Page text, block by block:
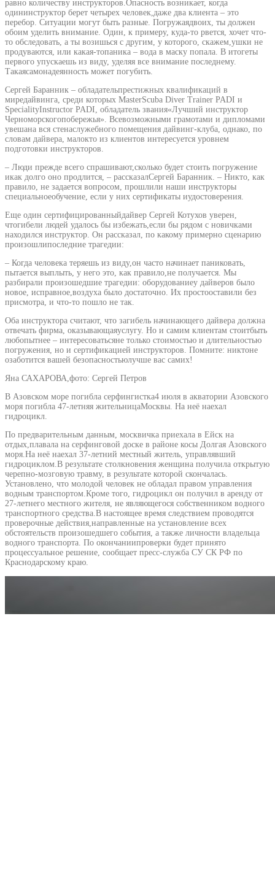
равно количеству инструкторов.Опасность возникает, когда
одининструктор берет четырех человек,даже два клиента – это
перебор. Ситуации могут быть разные. Погружаядвоих, ты должен
обоим уделить внимание. Один, к примеру, куда-то рвется, хочет что-
то обследовать, а ты возишься с другим, у которого, скажем,ушки не
продуваются, или какая-топаника – вода в маску попала. В итогеты
первого упускаешь из виду, уделяя все внимание последнему.
Такаясамонадеянность может погубить.
Сергей Баранник – обладательпрестижных квалификаций в
миредайвинга, среди которых MasterScuba Diver Trainer PADI и
SpecialityInstructor PADI, обладатель звания«Лучший инструктор
Черноморскогопобережья». Всевозможными грамотами и дипломами
увешана вся стенаслужебного помещения дайвинг-клуба, однако, по
словам дайвера, малокто из клиентов интересуется уровнем
подготовки инструкторов.
– Люди прежде всего спрашивают,сколько будет стоить погружение
икак долго оно продлится, – рассказалСергей Баранник. – Никто, как
правило, не задается вопросом, прошлили наши инструкторы
специальноеобучение, если у них сертификаты иудостоверения.
Еще один сертифицированныйдайвер Сергей Котухов уверен,
чтогибели людей удалось бы избежать,если бы рядом с новичками
находился инструктор. Он рассказал, по какому примерно сценарию
произошлипоследние трагедии:
– Когда человека теряешь из виду,он часто начинает паниковать,
пытается выплыть, у него это, как правило,не получается. Мы
разбирали произошедшие трагедии: оборудованиеу дайверов было
новое, исправное,воздуха было достаточно. Их простооставили без
присмотра, и что-то пошло не так.
Оба инструктора считают, что загибель начинающего дайвера должна
отвечать фирма, оказывающаяуслугу. Но и самим клиентам стоитбыть
любопытнее – интересоватьсяне только стоимостью и длительностью
погружения, но и сертификацией инструкторов. Помните: никтоне
озаботится вашей безопасностьюлучше вас самих!
Яна САХАРОВА,фото: Сергей Петров
В Азовском море погибла серфингистка4 июля в акватории Азовского
моря погибла 47-летняя жительницаМосквы. На неё наехал
гидроцикл.
По предварительным данным, москвичка приехала в Ейск на
отдых,плавала на серфинговой доске в районе косы Долгая Азовского
моря.На неё наехал 37-летний местный житель, управлявший
гидроциклом.В результате столкновения женщина получила открытую
черепно-мозговую травму, в результате которой скончалась.
Установлено, что молодой человек не обладал правом управления
водным транспортом.Кроме того, гидроцикл он получил в аренду от
27-летнего местного жителя, не являющегося собственником водного
транспортного средства.В настоящее время следствием проводятся
проверочные действия,направленные на установление всех
обстоятельств произошедшего события, а также личности владельца
водного транспорта. По окончаниипроверки будет принято
процессуальное решение, сообщает пресс-служба СУ СК РФ по
Краснодарскому краю.